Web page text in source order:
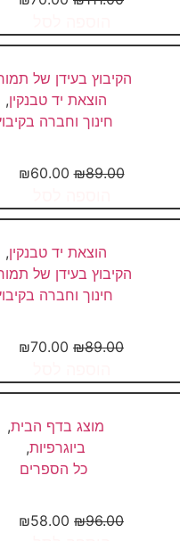
הקיבוץ בעידן של
הוצאת יד טבנקין,
חינוך וחברה
₪89.00
₪60.00
הוצאת יד טבנקין,
הקיבוץ בעידן של
חינוך וחברה
₪89.00
₪70.00
מוצג בדף הבית,
ביוגרפיות,
כל הספרים
₪96.00
₪58.00